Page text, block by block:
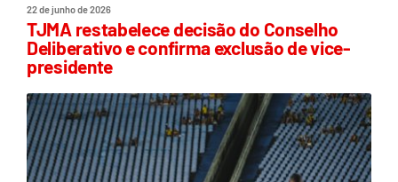
22 de junho de 2026
TJMA restabelece decisão do Conselho
Deliberativo e confirma exclusão de vice-
presidente